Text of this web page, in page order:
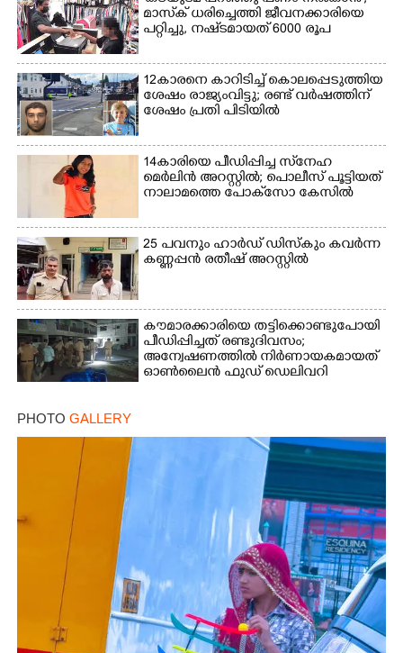
മാസ്‌ക് ധരിച്ചെത്തി ജീവനക്കാരിയെ
പറ്റിച്ചു, നഷ്‌ടമായത് 6000 രൂപ
12കാരനെ കാറിടിച്ച് കൊലപ്പെടുത്തിയ
ശേഷം രാജ്യംവിട്ടു; രണ്ട് വർഷത്തിന്
ശേഷം പ്രതി പിടിയിൽ
14കാരിയെ പീഡിപ്പിച്ച സ്‌നേഹ
മെർലിൻ അറസ്റ്റിൽ; പൊലീസ് പൂട്ടിയത്
നാലാമത്തെ പോക്‌സോ കേസിൽ
25 പവനും ഹാർഡ് ഡിസ്കും കവർന്ന
കണ്ണപ്പൻ രതീഷ് അറസ്റ്റിൽ
കൗമാരക്കാരിയെ തട്ടിക്കൊണ്ടുപോയി
പീഡിപ്പിച്ചത് രണ്ടുദിവസം;
അന്വേഷണത്തിൽ നിർണായകമായത്
ഓൺലൈൻ ഫുഡ് ഡെലിവറി
PHOTO GALLERY
Share this link